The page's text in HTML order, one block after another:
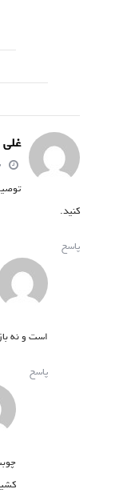
غلی
کنید.
پاسخ
است و نه
پاسخ